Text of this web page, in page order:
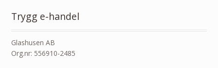
Trygg e-handel
Glashusen AB
Org.nr: 556910-2485